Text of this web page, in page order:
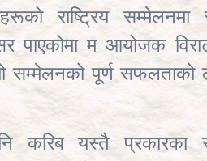
राष्ट्रिय
पाएकोमा म आयोजक
पूर्ण सफलताको
यस्तै प्रकारका